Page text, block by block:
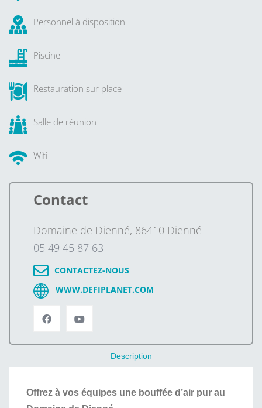
Description
Offrez à vos équipes une bouffée d’air pur au
Personnel à disposition
Piscine
Restauration sur place
Salle de réunion
Wifi
Contact
Domaine de Dienné, 86410 Dienné
05 49 45 87 63
CONTACTEZ-NOUS
WWW.DEFIPLANET.COM